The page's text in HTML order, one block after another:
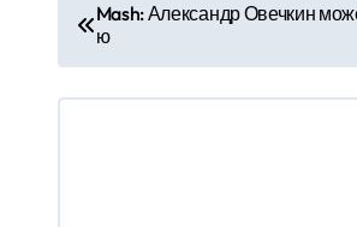
а
в
Mash: Александр Овечкин
ю